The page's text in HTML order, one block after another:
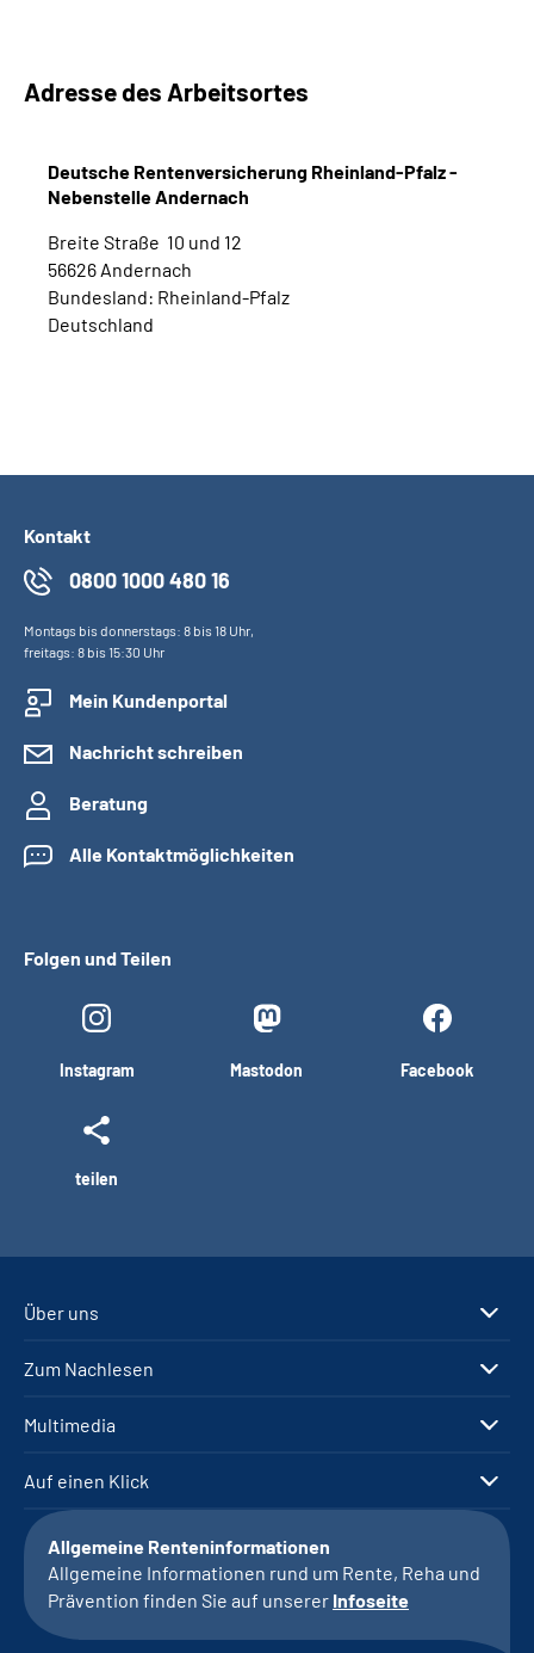
Adresse des Arbeitsortes
Deutsche Rentenversicherung Rheinland-Pfalz -
Nebenstelle Andernach
Breite Straße 10 und 12
56626 Andernach
Bundesland: Rheinland-Pfalz
Deutschland
Kontakt
0800 1000 480 16
Montags bis donnerstags: 8 bis 18 Uhr,
freitags: 8 bis 15:30 Uhr
Mein Kundenportal
Nachricht schreiben
Beratung
Alle Kontaktmöglichkeiten
Folgen und Teilen
Instagram Mastodon Facebook
teilen
Über uns
Zum Nachlesen
Multimedia
Auf einen Klick
Allgemeine Renteninformationen
Allgemeine Informationen rund um Rente, Reha und
Prävention finden Sie auf unserer Infoseite